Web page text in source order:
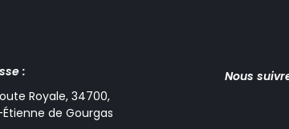
Nous
:
Royale, 34700,
de Gourgas